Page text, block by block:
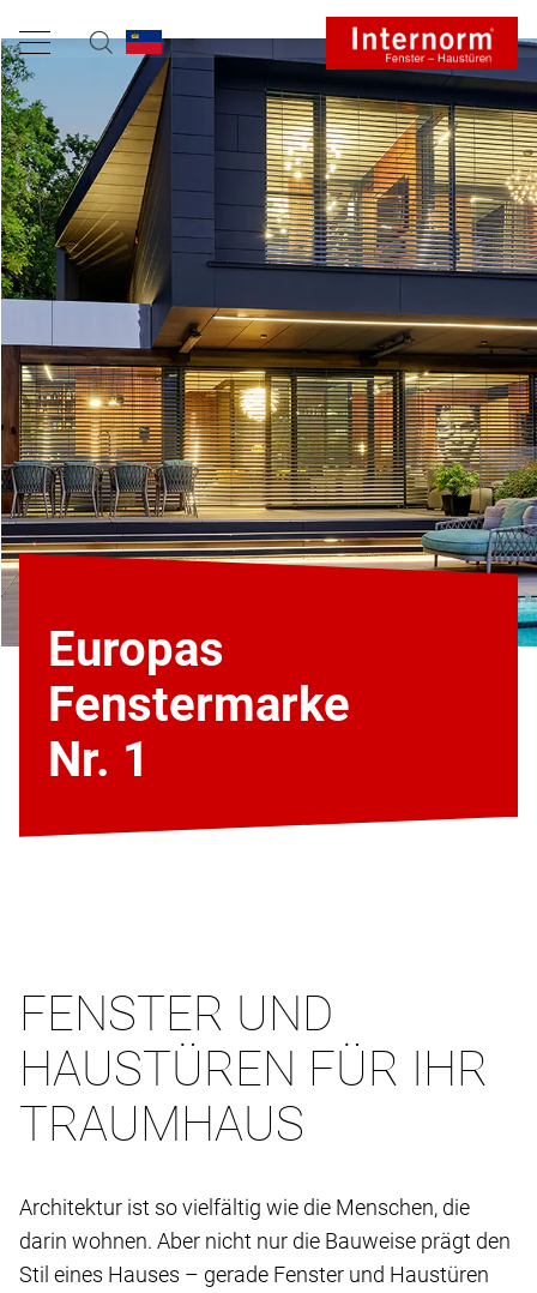
Europas
Fenstermarke
Nr. 1
FENSTER UND
HAUSTÜREN FÜR IHR
TRAUMHAUS
Architektur ist so vielfältig wie die Menschen, die
darin wohnen. Aber nicht nur die Bauweise prägt den
Stil eines Hauses – gerade Fenster und Haustüren